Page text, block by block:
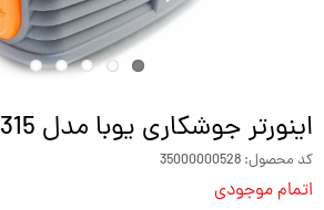
اینورتر جوشکاری یوبا مدل mma-315
کد محصول: 35000000528
اتمام موجودی